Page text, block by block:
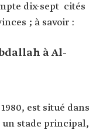
dix-sept cités
; à savoir :
à Al-
est situé dans
stade principal,